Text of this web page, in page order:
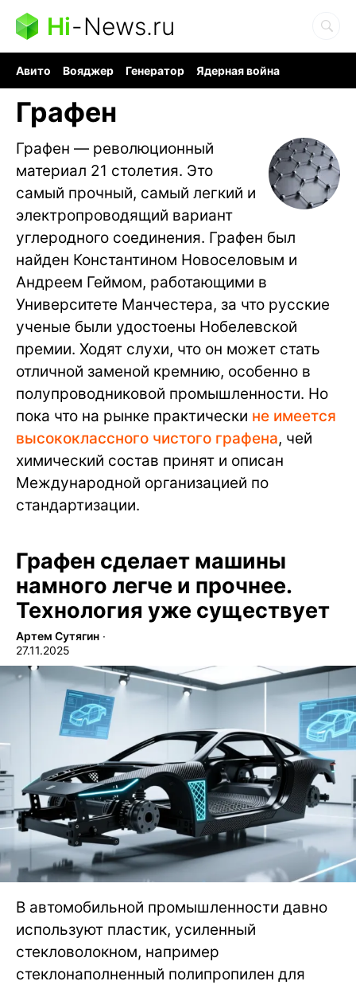
Hi-News.ru
Авито Вояджер Генератор
Ядерная война
Графен
Графен — революционный
материал 21 столетия. Это
самый прочный, самый легкий и
электропроводящий вариант
углеродного соединения. Графен был
найден Константином Новоселовым и
Андреем Геймом, работающими в
Университете Манчестера, за что русские
ученые были удостоены Нобелевской
премии. Ходят слухи, что он может стать
отличной заменой кремнию, особенно в
полупроводниковой промышленности. Но
пока что на рынке практически не имеется
высококлассного чистого графена, чей
химический состав принят и описан
Международной организацией по
стандартизации.
Графен сделает машины
намного легче и прочнее.
Технология уже существует
Артем Сутягин ∙
27.11.2025
В автомобильной промышленности давно
используют пластик, усиленный
стекловолокном, например
стеклонаполненный полипропилен для